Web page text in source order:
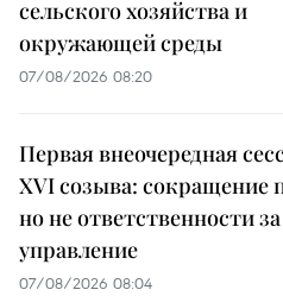
сельского хозяйства и
окружающей среды
07/08/2026 08:20
Первая внеочередная
XVI созыва: сокращение
но не ответственности за
управление
07/08/2026 08:04